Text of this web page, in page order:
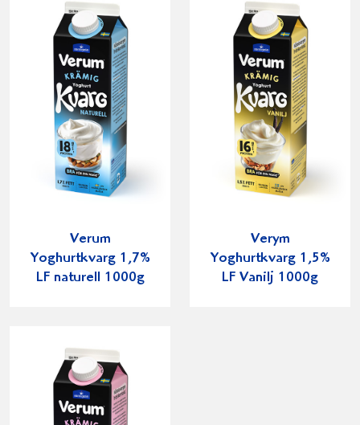
Verum
Yoghurtkvarg 1,7%
LF naturell 1000g
Verym
Yoghurtkvarg 1,5%
LF Vanilj 1000g